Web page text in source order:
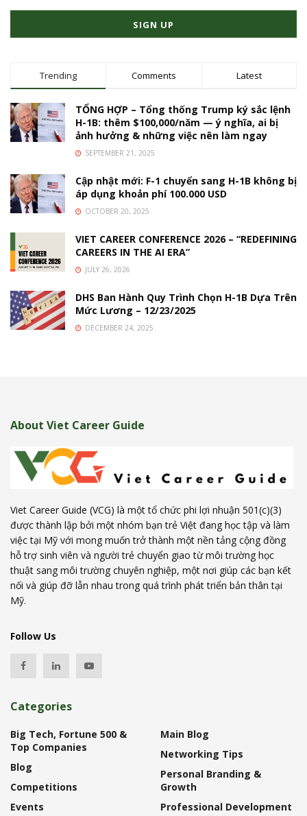
Trending Comments Latest
TỔNG HỢP – Tổng thống Trump ký sắc lệnh
H-1B: thêm $100,000/năm — ý nghĩa, ai bị
ảnh hưởng & những việc nên làm ngay
SEPTEMBER 21, 2025
Cập nhật mới: F-1 chuyển sang H-1B không bị
áp dụng khoản phí 100.000 USD
OCTOBER 20, 2025
VIET CAREER CONFERENCE 2026 – “REDEFINING
CAREERS IN THE AI ERA”
JULY 26, 2026
DHS Ban Hành Quy Trình Chọn H-1B Dựa Trên
Mức Lương – 12/23/2025
DECEMBER 24, 2025
About Viet Career Guide
Viet Career Guide (VCG) là một tổ chức phi lợi nhuận 501(c)(3)
được thành lập bởi một nhóm bạn trẻ Việt đang học tập và làm
việc tại Mỹ với mong muốn trở thành một nền tảng cộng đồng
hỗ trợ sinh viên và người trẻ chuyển giao từ môi trường học
thuật sang môi trường chuyên nghiệp, một nơi giúp các bạn kết
nối và giúp đỡ lẫn nhau trong quá trình phát triển bản thân tại
Mỹ.
Follow Us
Categories
Big Tech, Fortune 500 &
Top Companies
Blog
Competitions
Events
Main Blog
Networking Tips
Personal Branding &
Growth
Professional Development